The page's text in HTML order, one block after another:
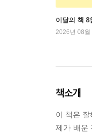
이달의 책 8
2026년 08월
책소개
이 책은
제가 배운